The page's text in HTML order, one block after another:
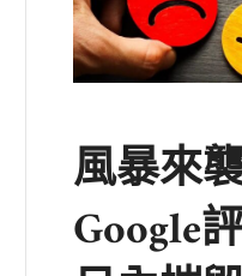
風暴來
Google